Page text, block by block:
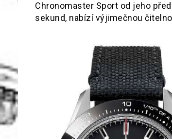
Chronomaster Sport od jeho
sekund, nabízí výjimečnou